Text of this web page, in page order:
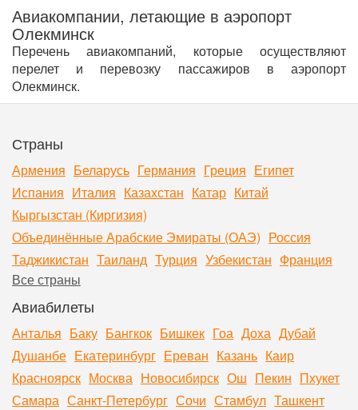
Авиакомпании, летающие в аэропорт
Олекминск
Перечень авиакомпаний, которые осуществляют
перелет и перевозку пассажиров в аэропорт
Олекминск.
Страны
Армения Беларусь Германия Греция Египет
Испания Италия Казахстан Катар Китай
Кыргызстан (Киргизия)
Объединённые Арабские Эмираты (ОАЭ) Россия
Таджикистан Таиланд Турция Узбекистан Франция
Все страны
Авиабилеты
Анталья Баку Бангкок Бишкек Гоа Доха Дубай
Душанбе Екатеринбург Ереван Казань Каир
Красноярск Москва Новосибирск Ош Пекин Пхукет
Самара Санкт-Петербург Сочи Стамбул Ташкент